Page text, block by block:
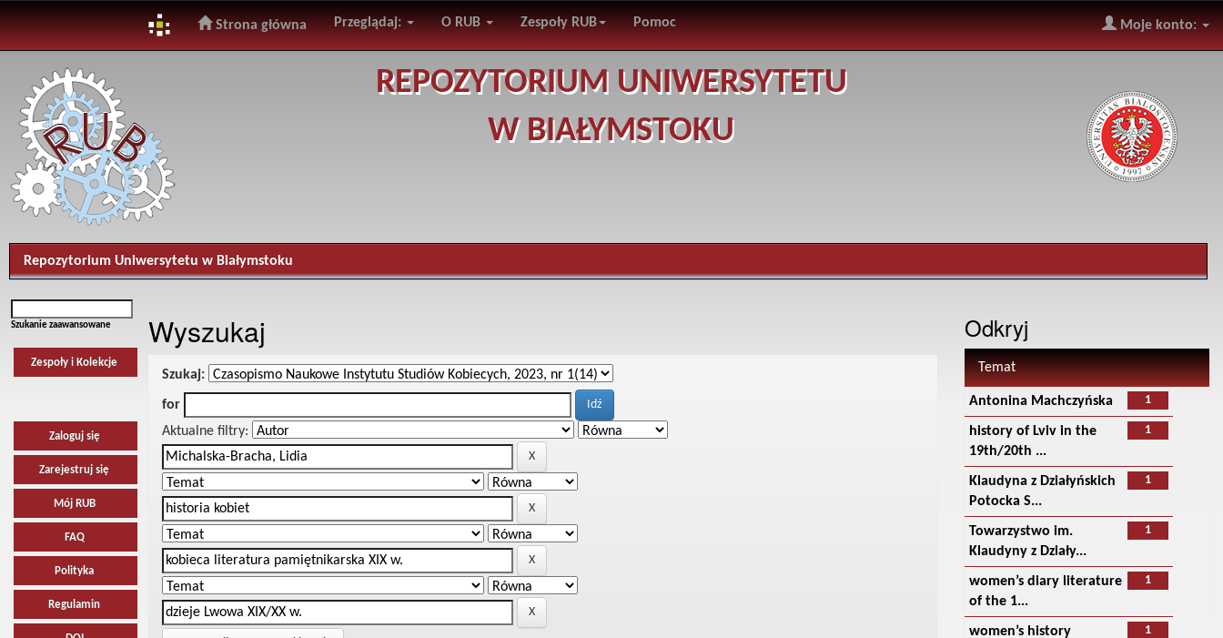
navigation
Strona główna Przeglądaj: O RUB Zespoły RUB Pomoc Moje konto:
REPOZYTORIUM UNIWERSYTETU
W BIAŁYMSTOKU
Repozytorium Uniwersytetu w Białymstoku
Szukanie zaawansowane
Zespoły i Kolekcje
Zaloguj się
Zarejestruj się
Mój RUB
FAQ
Polityka
Regulamin
Wyszukaj
Szukaj:
for
Aktualne filtry:
Odkryj
Temat
1
Antonina Machczyńska
1
history of Lviv in the
19th/20th ...
1
Klaudyna z Działyńskich
Potocka S...
1
Towarzystwo im.
Klaudyny z Działy...
1
women’s diary literature
of the 1...
1
women’s history